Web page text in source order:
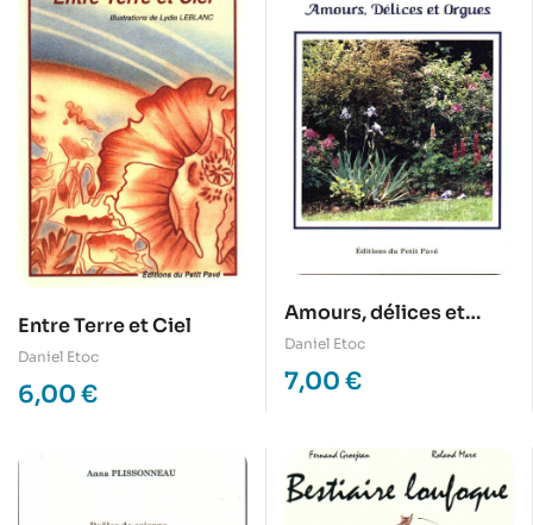
Entre Terre et Ciel
Daniel Etoc
6,00 €
Amours, délices et
orgues
Daniel Etoc
7,00 €